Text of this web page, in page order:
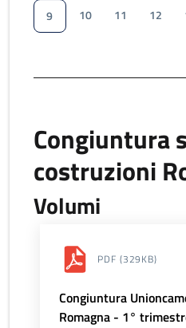
9
10 11 12
Congiuntura
costruzioni
Volumi
PDF (329KB)
Congiuntura
Romagna - 1°